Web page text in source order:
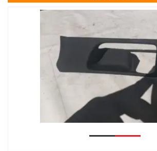
Akumuliatorius
Padangos
Prisijungti prie paskyros
Pagojo k., Uosių g. 124, Kelmės raj.